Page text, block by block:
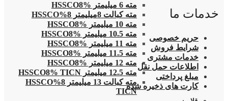
مته 6 میلیمتر HSSCO8%
مته کبالت 8میلیمتر 8%HSSCO
مته 10 میلیمتر HSSCO8%
مته 10.5 میلیمتر HSSCO8%
مته 11 میلیمتر HSSCO8%
مته 11.5 میلیمتر HSSCO8%
مته 12 میلیمتر HSSCO8%
مته 12.5 میلیمتر HSSCO8% TICN
مته کبالت 13 میلیمتر 8%HSSCO
TICN
خدمات ما
حریم خصوصی
شرایط فروش
خدمات مشتری
اطلاعات حمل نقل
مبلغ پرداختی
کارت های ذخیره شده